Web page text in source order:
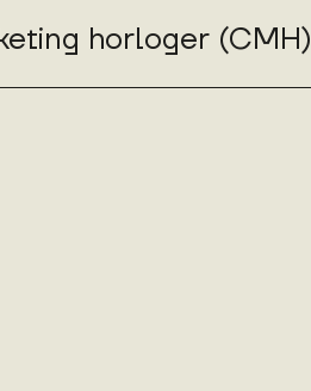
horloger (CMH)